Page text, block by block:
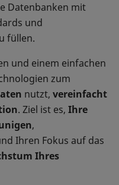
Datenbanken mit
und
füllen.
und einem einfachen
zum
nutzt, vereinfacht
. Ziel ist es, Ihre
,
Ihren Fokus auf das
Ihres